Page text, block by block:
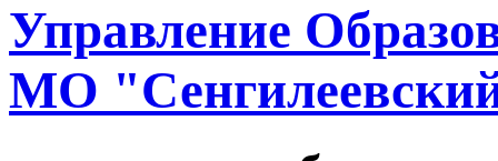
Управление
МО